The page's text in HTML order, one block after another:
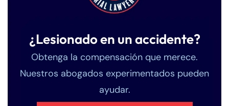
¿Lesionado en un accidente?
Obtenga la compensación que merece.
Nuestros abogados experimentados pueden
ayudar.